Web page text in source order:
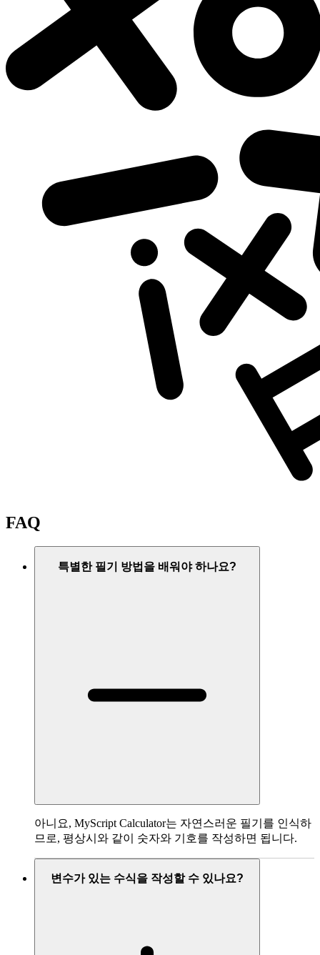
FAQ
특별한 필기 방법을 배워야 하나요?
아니요, MyScript Calculator는 자연스러운 필기를 인식하
므로, 평상시와 같이 숫자와 기호를 작성하면 됩니다.
변수가 있는 수식을 작성할 수 있나요?